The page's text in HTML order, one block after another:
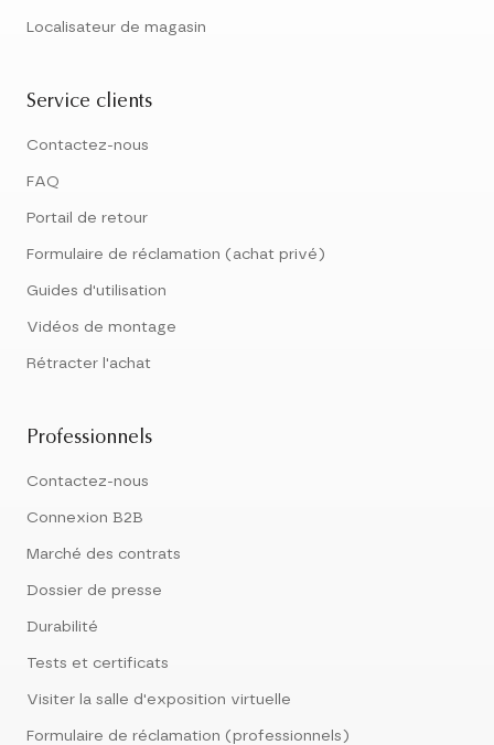
Localisateur de magasin
Service clients
Contactez-nous
FAQ
Portail de retour
Formulaire de réclamation (achat privé)
Guides d'utilisation
Vidéos de montage
Rétracter l'achat
Professionnels
Contactez-nous
Connexion B2B
Marché des contrats
Dossier de presse
Durabilité
Tests et certificats
Visiter la salle d'exposition virtuelle
Formulaire de réclamation (professionnels)